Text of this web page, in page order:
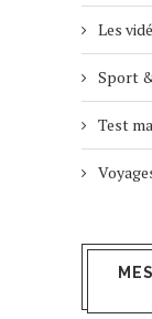
Les
Sport
Test